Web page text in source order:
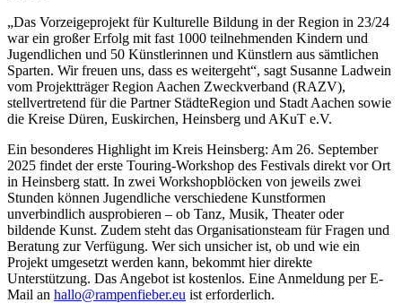
„Das Vorzeigeprojekt für Kulturelle Bildung in der Region in 23/24
war ein großer Erfolg mit fast 1000 teilnehmenden Kindern und
Jugendlichen und 50 Künstlerinnen und Künstlern aus sämtlichen
Sparten. Wir freuen uns, dass es weitergeht“, sagt Susanne Ladwein
vom Projektträger Region Aachen Zweckverband (RAZV),
stellvertretend für die Partner StädteRegion und Stadt Aachen sowie
die Kreise Düren, Euskirchen, Heinsberg und AKuT e.V.
Ein besonderes Highlight im Kreis Heinsberg: Am 26. September
2025 findet der erste Touring-Workshop des Festivals direkt vor Ort
in Heinsberg statt. In zwei Workshopblöcken von jeweils zwei
Stunden können Jugendliche verschiedene Kunstformen
unverbindlich ausprobieren – ob Tanz, Musik, Theater oder
bildende Kunst. Zudem steht das Organisationsteam für Fragen und
Beratung zur Verfügung. Wer sich unsicher ist, ob und wie ein
Projekt umgesetzt werden kann, bekommt hier direkte
Unterstützung. Das Angebot ist kostenlos. Eine Anmeldung per E-
Mail an hallo@rampenfieber.eu ist erforderlich.